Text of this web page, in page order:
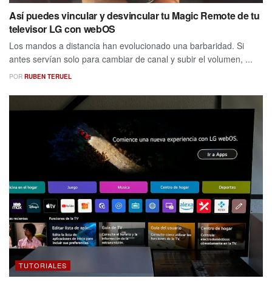
Así puedes vincular y desvincular tu Magic Remote de tu
televisor LG con webOS
Los mandos a distancia han evolucionado una barbaridad. Si
antes servían solo para cambiar de canal y subir el volumen, ...
POR RUBEN TERUEL
TUTORIALES